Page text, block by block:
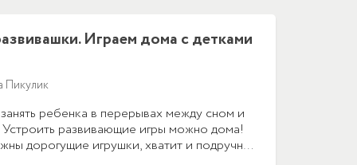
Играем дома с детками
Пикулик
ребенка в перерывах между сном и
развивающие игры можно дома!
дорогущие игрушки, хватит и подручных